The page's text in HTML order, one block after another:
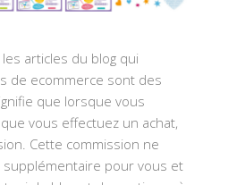
articles du blog qui
de ecommerce sont des
que lorsque vous
vous effectuez un achat,
Cette commission ne
pour vous et